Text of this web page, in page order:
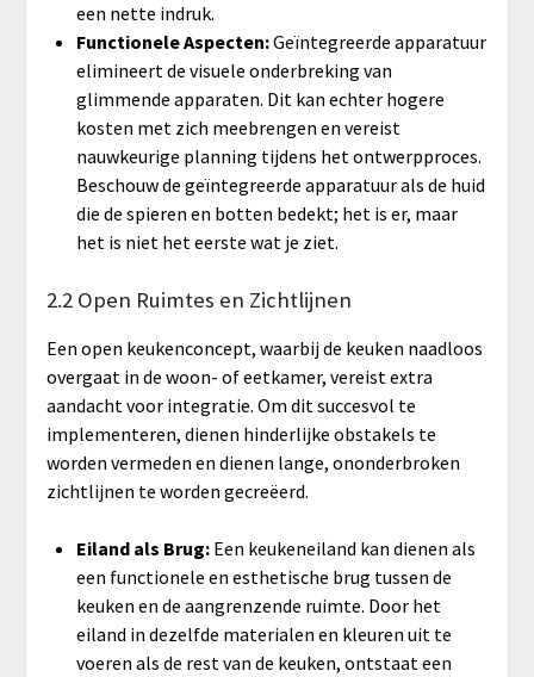
een nette indruk.
Functionele Aspecten:Geïntegreerde apparatuur
elimineert de visuele onderbreking van
glimmende apparaten. Dit kan echter hogere
kosten met zich meebrengen en vereist
nauwkeurige planning tijdens het ontwerpproces.
Beschouw de geïntegreerde apparatuur als de huid
die de spieren en botten bedekt; het is er, maar
het is niet het eerste wat je ziet.
2.2 Open Ruimtes en Zichtlijnen
Een open keukenconcept, waarbij de keuken naadloos
overgaat in de woon- of eetkamer, vereist extra
aandacht voor integratie. Om dit succesvol te
implementeren, dienen hinderlijke obstakels te
worden vermeden en dienen lange, ononderbroken
zichtlijnen te worden gecreëerd.
Eiland als Brug:Een keukeneiland kan dienen als
een functionele en esthetische brug tussen de
keuken en de aangrenzende ruimte. Door het
eiland in dezelfde materialen en kleuren uit te
voeren als de rest van de keuken, ontstaat een